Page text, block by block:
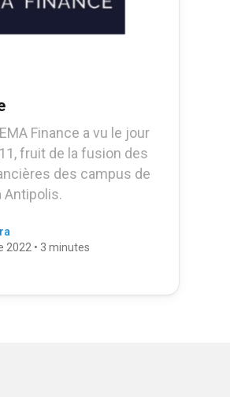
Finance a vu le jour
fruit de la fusion des
des campus de
Antipolis.
2022 • 3 minutes